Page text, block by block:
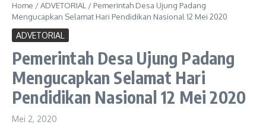
Home /ADVETORIAL / Pemerintah Desa Ujung Padang
Mengucapkan Selamat Hari Pendidikan Nasional 12 Mei 2020
ADVETORIAL
Pemerintah Desa Ujung Padang
Mengucapkan Selamat Hari
Pendidikan Nasional 12 Mei 2020
Mei 2, 2020